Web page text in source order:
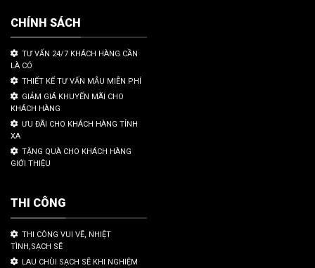
CHÍNH SÁCH
TƯ VẤN 24/7 KHÁCH HÀNG CẦN
LÀ CÓ
THIẾT KẾ TƯ VẤN MẪU MIỄN PHÍ
GIẢM GIÁ KHUYẾN MÃI CHO
KHÁCH HÀNG
ƯU ĐÃI CHO KHÁCH HÀNG TỈNH
XA
TẶNG QUÀ CHO KHÁCH HÀNG
GIỚI THIỆU
THI CÔNG
THI CÔNG VUI VẼ, NHIỆT
TÌNH,SẠCH SẼ
LAU CHÙI SẠCH SẼ KHI NGHIỆM